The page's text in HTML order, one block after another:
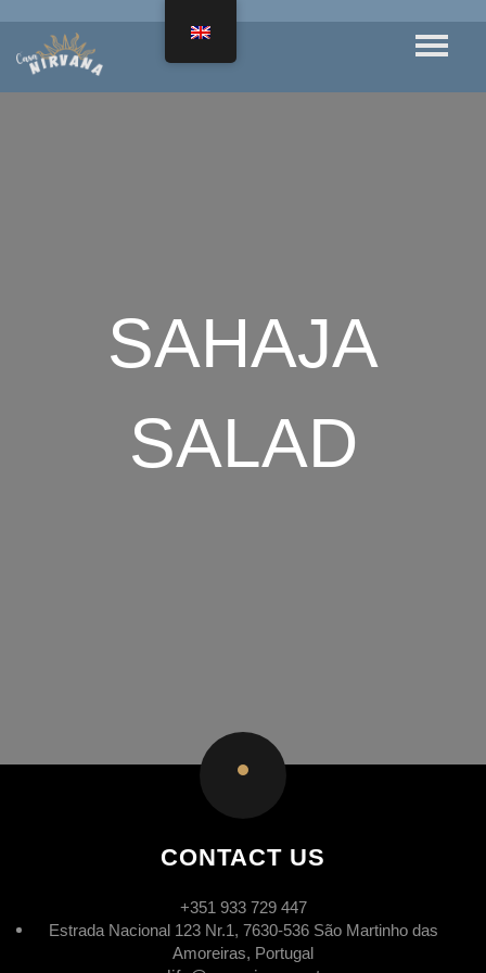
SAHAJA
SALAD
CONTACT US
+351 933 729 447
Estrada Nacional 123 Nr.1, 7630-536 São Martinho das
Amoreiras, Portugal